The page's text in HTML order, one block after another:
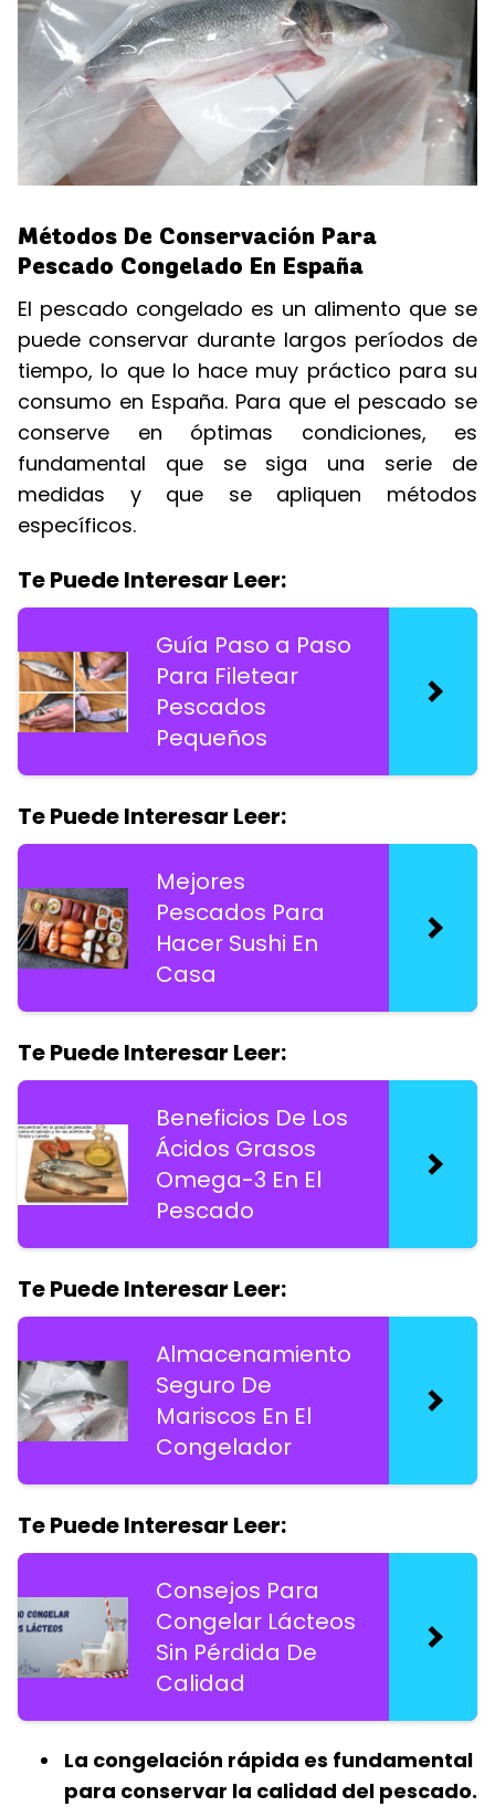
Métodos De Conservación Para
Pescado Congelado En España
El pescado congelado es un alimento que se
puede conservar durante largos períodos de
tiempo, lo que lo hace muy práctico para su
consumo en España. Para que el pescado se
conserve en óptimas condiciones, es
fundamental que se siga una serie de
medidas y que se apliquen métodos
específicos.
Te Puede Interesar Leer:
Guía Paso a Paso
Para Filetear
Pescados
Pequeños
Te Puede Interesar Leer:
Mejores
Pescados Para
Hacer Sushi En
Casa
Te Puede Interesar Leer:
Beneficios De Los
Ácidos Grasos
Omega-3 En El
Pescado
Te Puede Interesar Leer:
Almacenamiento
Seguro De
Mariscos En El
Congelador
Te Puede Interesar Leer:
Consejos Para
Congelar Lácteos
Sin Pérdida De
Calidad
La congelación rápida es fundamental
para conservar la calidad del pescado.